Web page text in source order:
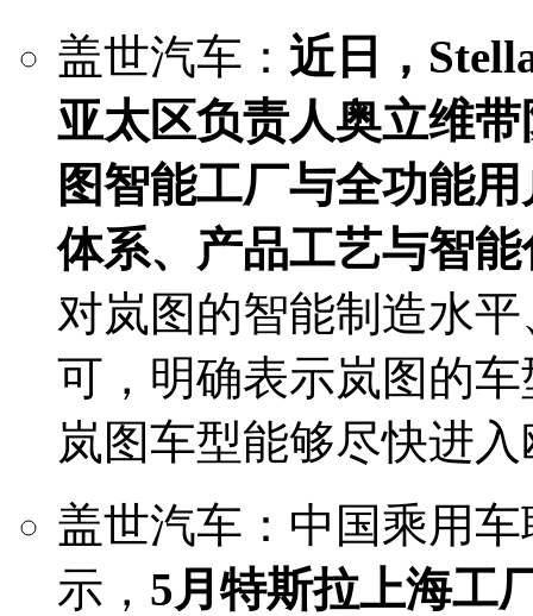
盖世汽车： 近日，
亚太区负责人奥立维
图智能工厂与全功能
体系、产品工艺与智
对岚图的智能制造水
可，明确表示岚图的
岚图车型能够尽快进
盖世汽车：中国乘用
示， 5月特斯拉上海工